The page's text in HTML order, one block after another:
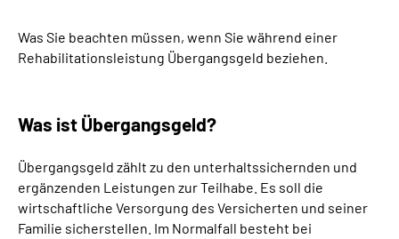
Beratung & Kontakt
Über uns & Presse
Online-Services
Suche
Was Sie beachten müssen, wenn Sie während einer
Rehabilitationsleistung Übergangsgeld beziehen.
Was ist Übergangsgeld?
Übergangsgeld zählt zu den unterhaltssichernden und
ergänzenden Leistungen zur Teilhabe. Es soll die
wirtschaftliche Versorgung des Versicherten und seiner
Familie sicherstellen. Im Normalfall besteht bei